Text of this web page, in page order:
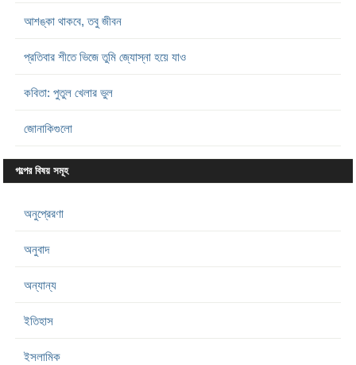
আশঙ্কা থাকবে, তবু জীবন
প্রতিবার শীতে ভিজে তুমি জ্যোস্না হয়ে যাও
কবিতা: পুতুল খেলার ভুল
জোনাকিগুলো
গল্পের বিষয় সমূহ
অনুপ্রেরণা
অনুবাদ
অন্যান্য
ইতিহাস
ইসলামিক